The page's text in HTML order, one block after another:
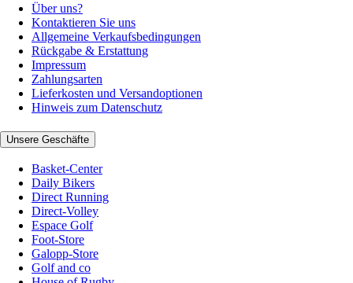
Über uns?
Kontaktieren Sie uns
Allgemeine Verkaufsbedingungen
Rückgabe & Erstattung
Impressum
Zahlungsarten
Lieferkosten und Versandoptionen
Hinweis zum Datenschutz
Unsere Geschäfte
Basket-Center
Daily Bikers
Direct Running
Direct-Volley
Espace Golf
Foot-Store
Galopp-Store
Golf and co